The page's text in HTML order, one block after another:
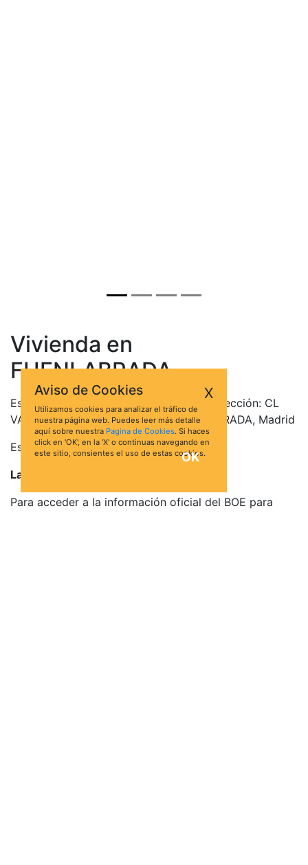
Aviso de Cookies X
Utilizamos cookies para analizar el tráfico de
nuestra página web. Puedes leer más detalle
aquí sobre nuestra Pagina de Cookies. Si haces
click en 'OK', en la 'X' o continuas navegando en
este sitio, consientes el uso de estas cookies.
OK
Vivienda en
FUENLABRADA
Este bien se encuentra en la siguiente dirección: CL
VALDEMORILLO 7 2 A, 28945, FUENLABRADA, Madrid
Está valorado en 121.886,44 €
La puja más alta es de 62.188,64 €
Para acceder a la información oficial del BOE para